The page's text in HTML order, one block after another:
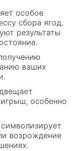
особое
сбора ягод.
результаты
ваших
особенно
возрождение